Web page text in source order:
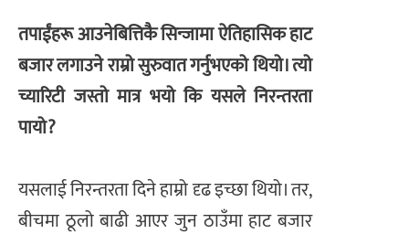
​तपाईंहरू आउनेबित्तिकै सिन्जामा ऐतिहासिक हाट
बजार लगाउने राम्रो सुरुवात गर्नुभएको थियो। त्यो
च्यारिटी जस्तो मात्र भयो कि यसले निरन्तरता
पायो?
यसलाई निरन्तरता दिने हाम्रो दृढ इच्छा थियो। तर,
बीचमा ठूलो बाढी आएर जुन ठाउँमा हाट बजार